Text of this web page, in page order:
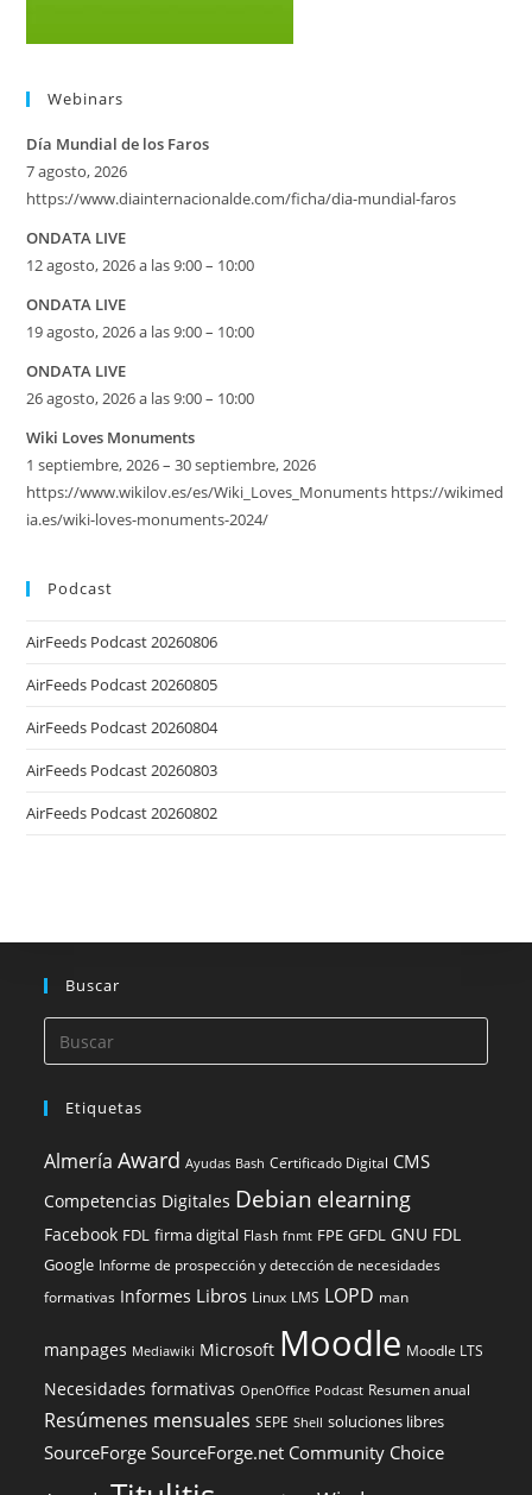
Webinars
Día Mundial de los Faros
7 agosto, 2026
https://www.diainternacionalde.com/ficha/dia-mundial-faros
ONDATA LIVE
12 agosto, 2026 a las 9:00 – 10:00
ONDATA LIVE
19 agosto, 2026 a las 9:00 – 10:00
ONDATA LIVE
26 agosto, 2026 a las 9:00 – 10:00
Wiki Loves Monuments
1 septiembre, 2026 – 30 septiembre, 2026
https://www.wikilov.es/es/Wiki_Loves_Monuments https://wikimed
ia.es/wiki-loves-monuments-2024/
Podcast
AirFeeds Podcast 20260806
AirFeeds Podcast 20260805
AirFeeds Podcast 20260804
AirFeeds Podcast 20260803
AirFeeds Podcast 20260802
Buscar
Etiquetas
Almería Award Ayudas Bash Certificado Digital CMS
Competencias Digitales Debian elearning
Facebook FDL firma digital Flash fnmt FPE GFDL GNU FDL
Google Informe de prospección y detección de necesidades
formativas Informes Libros Linux LMS LOPD man
manpages Mediawiki Microsoft Moodle Moodle LTS
Necesidades formativas OpenOffice Podcast Resumen anual
Resúmenes mensuales SEPE Shell soluciones libres
SourceForge SourceForge.net Community Choice